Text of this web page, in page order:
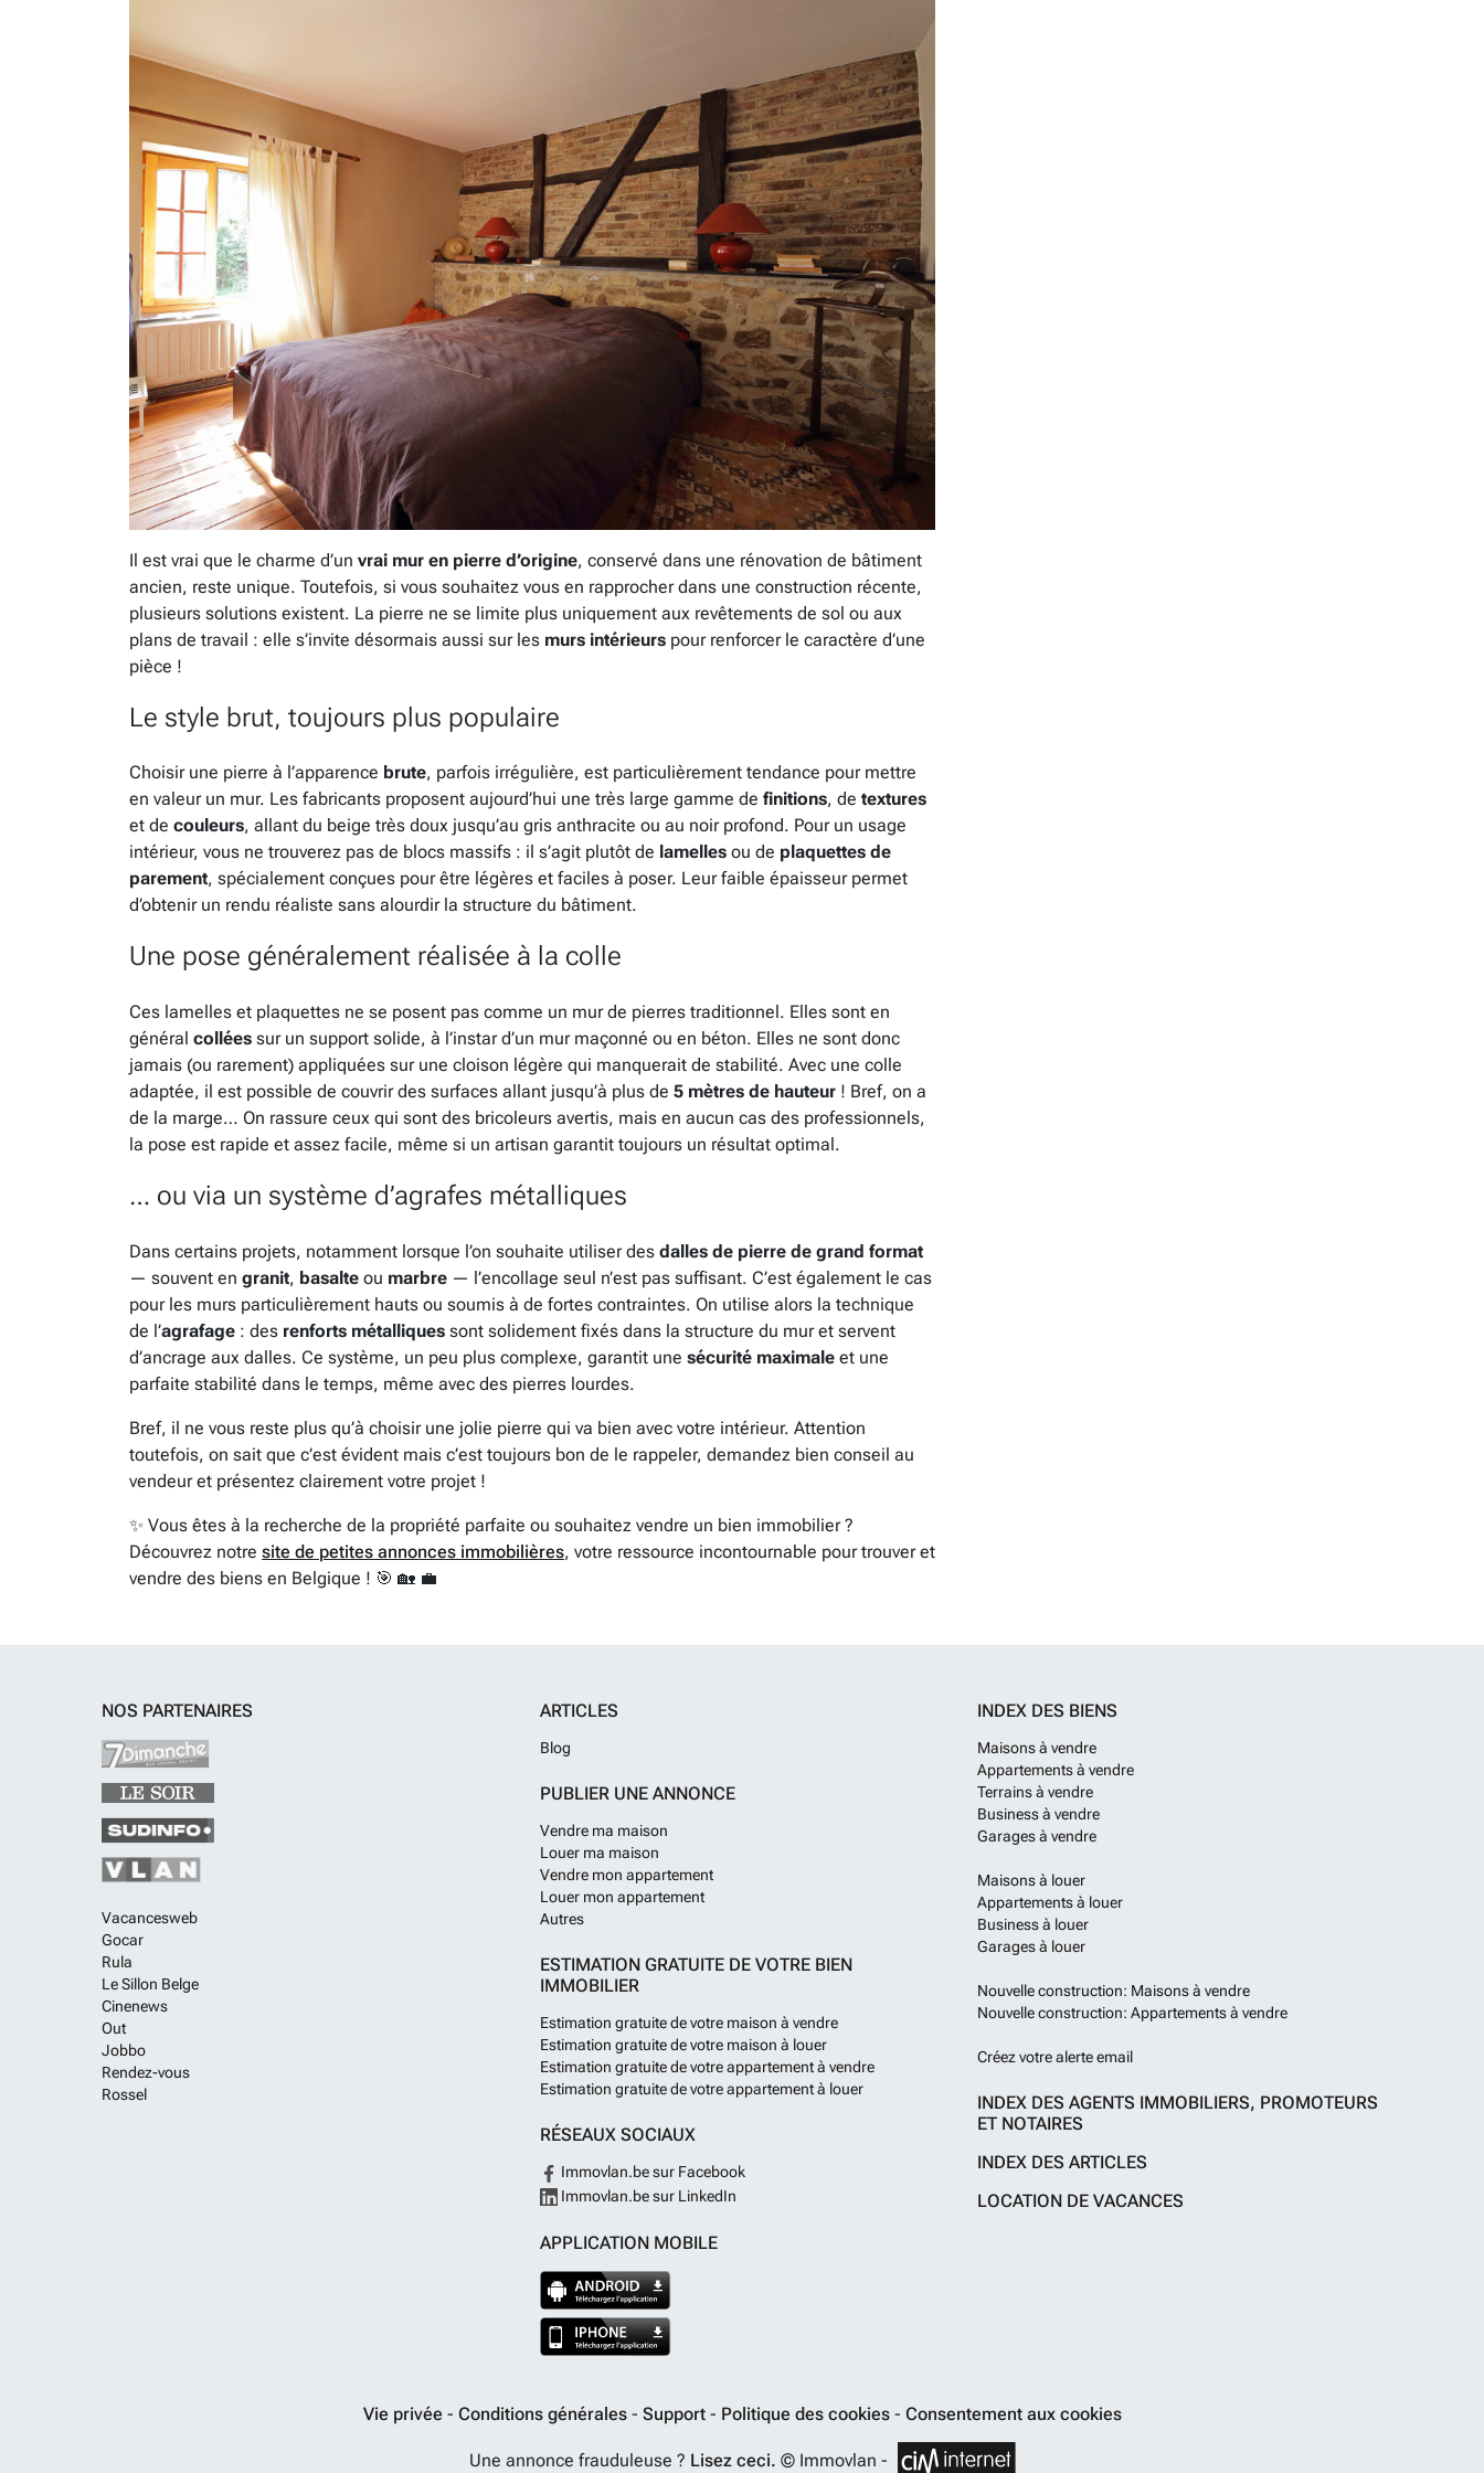
Il est vrai que le charme d’un vrai mur en pierre d’origine, conservé dans une rénovation de bâtiment
ancien, reste unique. Toutefois, si vous souhaitez vous en rapprocher dans une construction récente,
plusieurs solutions existent. La pierre ne se limite plus uniquement aux revêtements de sol ou aux
plans de travail : elle s’invite désormais aussi sur les murs intérieurs pour renforcer le caractère d’une
pièce !
Le style brut, toujours plus populaire
Choisir une pierre à l’apparence brute, parfois irrégulière, est particulièrement tendance pour mettre
en valeur un mur. Les fabricants proposent aujourd’hui une très large gamme de finitions, de textures
et de couleurs, allant du beige très doux jusqu’au gris anthracite ou au noir profond. Pour un usage
intérieur, vous ne trouverez pas de blocs massifs : il s’agit plutôt de lamelles ou de plaquettes de
parement, spécialement conçues pour être légères et faciles à poser. Leur faible épaisseur permet
d’obtenir un rendu réaliste sans alourdir la structure du bâtiment.
Une pose généralement réalisée à la colle
Ces lamelles et plaquettes ne se posent pas comme un mur de pierres traditionnel. Elles sont en
général collées sur un support solide, à l’instar d’un mur maçonné ou en béton. Elles ne sont donc
jamais (ou rarement) appliquées sur une cloison légère qui manquerait de stabilité. Avec une colle
adaptée, il est possible de couvrir des surfaces allant jusqu’à plus de 5 mètres de hauteur ! Bref, on a
de la marge… On rassure ceux qui sont des bricoleurs avertis, mais en aucun cas des professionnels,
la pose est rapide et assez facile, même si un artisan garantit toujours un résultat optimal.
… ou via un système d’agrafes métalliques
Dans certains projets, notamment lorsque l’on souhaite utiliser des dalles de pierre de grand format
— souvent en granit, basalte ou marbre — l’encollage seul n’est pas suffisant. C’est également le cas
pour les murs particulièrement hauts ou soumis à de fortes contraintes. On utilise alors la technique
de l’agrafage : des renforts métalliques sont solidement fixés dans la structure du mur et servent
d’ancrage aux dalles. Ce système, un peu plus complexe, garantit une sécurité maximale et une
parfaite stabilité dans le temps, même avec des pierres lourdes.
Bref, il ne vous reste plus qu’à choisir une jolie pierre qui va bien avec votre intérieur. Attention
toutefois, on sait que c’est évident mais c’est toujours bon de le rappeler, demandez bien conseil au
vendeur et présentez clairement votre projet !
✨ Vous êtes à la recherche de la propriété parfaite ou souhaitez vendre un bien immobilier ?
Découvrez notre site de petites annonces immobilières, votre ressource incontournable pour trouver et
vendre des biens en Belgique ! 🎯 🏡 💼
NOS PARTENAIRES
Vacancesweb
Gocar
Rula
Le Sillon Belge
Cinenews
Out
Jobbo
Rendez-vous
Rossel
ARTICLES
Blog
PUBLIER UNE ANNONCE
Vendre ma maison
Louer ma maison
Vendre mon appartement
Louer mon appartement
Autres
ESTIMATION GRATUITE DE VOTRE BIEN
IMMOBILIER
Estimation gratuite de votre maison à vendre
Estimation gratuite de votre maison à louer
Estimation gratuite de votre appartement à vendre
Estimation gratuite de votre appartement à louer
RÉSEAUX SOCIAUX
Immovlan.be sur Facebook
Immovlan.be sur LinkedIn
APPLICATION MOBILE
INDEX DES BIENS
Maisons à vendre
Appartements à vendre
Terrains à vendre
Business à vendre
Garages à vendre
Maisons à louer
Appartements à louer
Business à louer
Garages à louer
Nouvelle construction: Maisons à vendre
Nouvelle construction: Appartements à vendre
Créez votre alerte email
INDEX DES AGENTS IMMOBILIERS, PROMOTEURS
ET NOTAIRES
INDEX DES ARTICLES
LOCATION DE VACANCES
Vie privée - Conditions générales - Support - Politique des cookies - Consentement aux cookies
Une annonce frauduleuse ? Lisez ceci. © Immovlan -